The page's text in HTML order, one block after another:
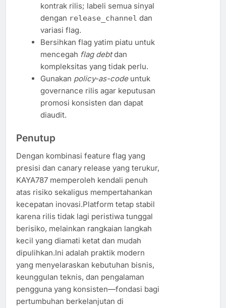
kontrak rilis; labeli semua sinyal
dengan release_channel dan
variasi flag.
Bersihkan flag yatim piatu untuk
mencegah flag debtdan
kompleksitas yang tidak perlu.
Gunakan policy-as-codeuntuk
governance rilis agar keputusan
promosi konsisten dan dapat
diaudit.
Penutup
Dengan kombinasi feature flag yang
presisi dan canary release yang terukur,
KAYA787 memperoleh kendali penuh
atas risiko sekaligus mempertahankan
kecepatan inovasi.Platform tetap stabil
karena rilis tidak lagi peristiwa tunggal
berisiko, melainkan rangkaian langkah
kecil yang diamati ketat dan mudah
dipulihkan.Ini adalah praktik modern
yang menyelaraskan kebutuhan bisnis,
keunggulan teknis, dan pengalaman
pengguna yang konsisten—fondasi bagi
pertumbuhan berkelanjutan di